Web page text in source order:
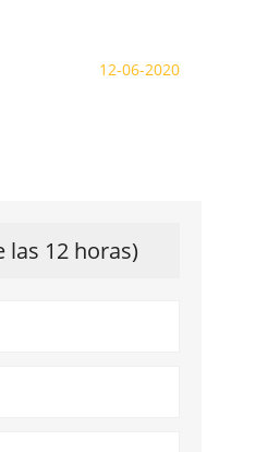
12-06-2020
12 horas)